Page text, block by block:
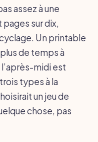
assez à une
pages sur dix,
Un printable
de temps à
l’après-midi est
types à la
un jeu de
chose, pas